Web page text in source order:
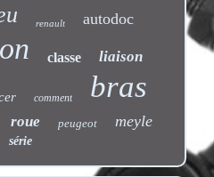
renault autodoc
classe liaison
comment bras
roue peugeot meyle
série